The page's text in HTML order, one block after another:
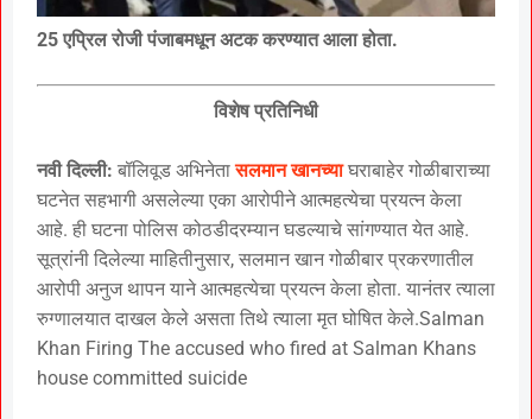
25 एप्रिल रोजी पंजाबमधून अटक करण्यात आला होता.
विशेष प्रतिनिधी
नवी दिल्ली: बॉलिवूड अभिनेतासलमान खानच्याघराबाहेर गोळीबाराच्या
घटनेत सहभागी असलेल्या एका आरोपीने आत्महत्येचा प्रयत्न केला
आहे. ही घटना पोलिस कोठडीदरम्यान घडल्याचे सांगण्यात येत आहे.
सूत्रांनी दिलेल्या माहितीनुसार, सलमान खान गोळीबार प्रकरणातील
आरोपी अनुज थापन याने आत्महत्येचा प्रयत्न केला होता. यानंतर त्याला
रुग्णालयात दाखल केले असता तिथे त्याला मृत घोषित केले.Salman
Khan Firing The accused who fired at Salman Khans
house committed suicide